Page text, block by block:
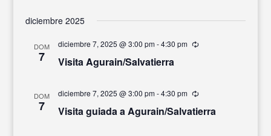
diciembre 2025
DOM
7 Visita Agurain/Salvatierra
diciembre 7, 2025 @ 3:00 pm-4:30 pm Recurrente
DOM
7 Visita guiada a Agurain/Salvatierra
diciembre 7, 2025 @ 3:00 pm-4:30 pm Recurrente